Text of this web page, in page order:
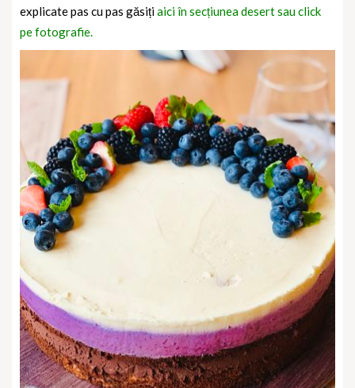
explicate pas cu pas găsițiaici în secțiunea desert sau click
pe fotografie.